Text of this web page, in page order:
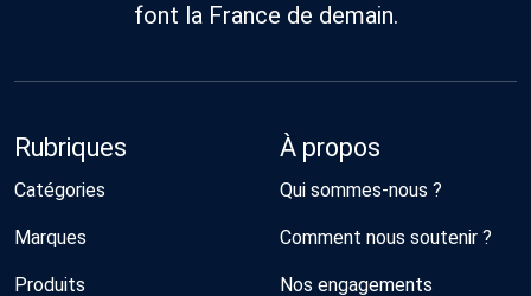
font la France de demain.
Rubriques
Catégories
Marques
Produits
À propos
Qui sommes-nous ?
Comment nous soutenir ?
Nos engagements